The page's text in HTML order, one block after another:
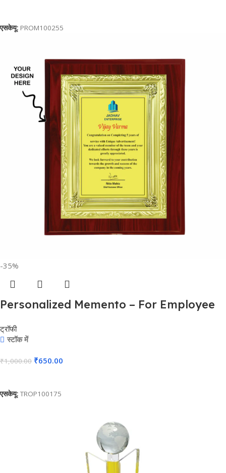
एसकेयू: PROM100255
-35%
Personalized Memento – For Employee
Gifting, Award Shows, Sports Event,
MA106220
ट्रॉफी
स्टॉक में
₹1,000.00 ₹650.00
एसकेयू: TROP100175